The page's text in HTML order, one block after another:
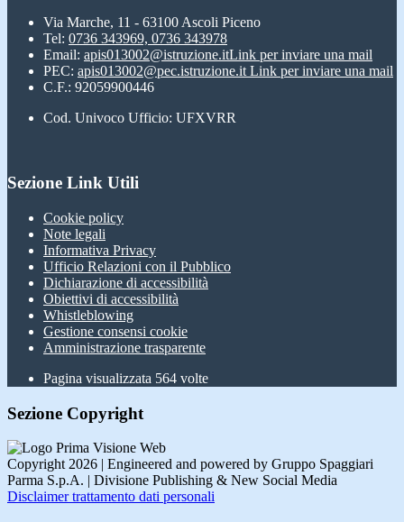
Via Marche, 11 - 63100 Ascoli Piceno
Tel: 0736 343969, 0736 343978
Email: apis013002@istruzione.itLink per inviare una mail
PEC: apis013002@pec.istruzione.it Link per inviare una mail
C.F.: 92059900446
Cod. Univoco Ufficio: UFXVRR
Sezione Link Utili
Cookie policy
Note legali
Informativa Privacy
Ufficio Relazioni con il Pubblico
Dichiarazione di accessibilità
Obiettivi di accessibilità
Whistleblowing
Gestione consensi cookie
Amministrazione trasparente
Pagina visualizzata 564 volte
Sezione Copyright
Copyright 2026 | Engineered and powered by Gruppo Spaggiari
Parma S.p.A. | Divisione Publishing & New Social Media
Disclaimer trattamento dati personali